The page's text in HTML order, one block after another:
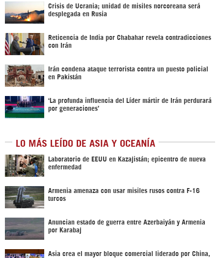
Crisis de Ucrania; unidad de misiles norcoreana será
desplegada en Rusia
Reticencia de India por Chabahar revela contradicciones
con Irán
Irán condena ataque terrorista contra un puesto policial
en Pakistán
‘La profunda influencia del Líder mártir de Irán perdurará
por generaciones’
LO MÁS LEÍDO DE ASIA Y OCEANÍA
Laboratorio de EEUU en Kazajistán; epicentro de nueva
enfermedad
Armenia amenaza con usar misiles rusos contra F-16
turcos
Anuncian estado de guerra entre Azerbaiyán y Armenia
por Karabaj
Asia crea el mayor bloque comercial liderado por China,